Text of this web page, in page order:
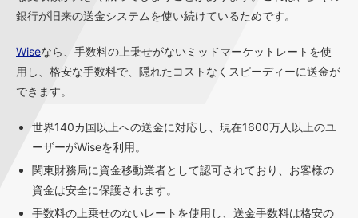
銀行が旧来の送金システムを使い続けているためです。
Wiseなら、手数料の上乗せがないミッドマーケットレートを使
用し、格安な手数料で、隠れたコストなくスピーディーに送金が
できます。
世界140カ国以上への送金に対応し、現在1600万人以上のユ
ーザーがWiseを利用。
関東財務局に資金移動業者として認可されており、お客様の
資金は安全に保護されます。
手数料の上乗せのないレートを使用し、送金手数料は格安の